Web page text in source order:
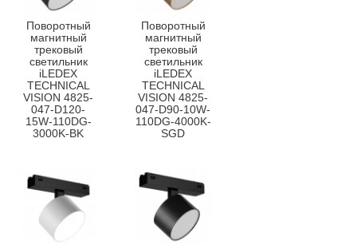
Поворотный
магнитный
трековый
светильник
iLEDEX
TECHNICAL
VISION 4825-
047-D120-
15W-110DG-
3000K-BK
Поворотный
магнитный
трековый
светильник
iLEDEX
TECHNICAL
VISION 4825-
047-D90-10W-
110DG-4000K-
SGD